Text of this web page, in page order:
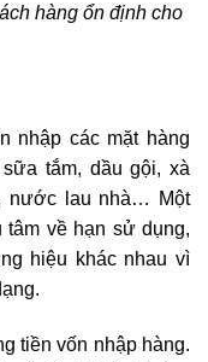
hàng ổn định cho
nhập các mặt hàng
tắm, dầu gội, xà
nước lau nhà… Một
tâm về hạn sử dụng,
hiệu khác nhau vì
tiền vốn nhập hàng.